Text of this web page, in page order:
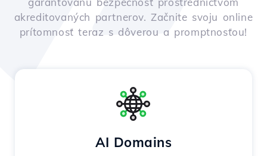
akreditovaných partnerov. Začnite svoju online
prítomnosť teraz s dôverou a promptnosťou!
AI Domains